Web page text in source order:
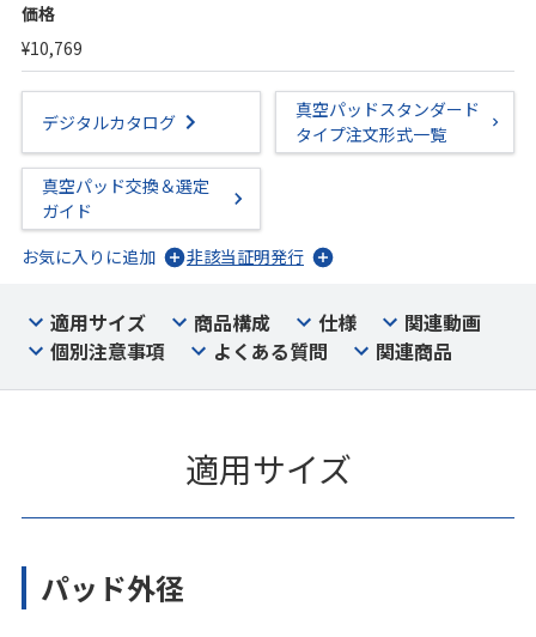
価格
¥10,769
デジタルカタログ
真空パッドスタンダード
タイプ注文形式一覧
真空パッド交換＆選定
ガイド
お気に入りに追加
非該当証明発行
適用サイズ 商品構成 仕様
関連動画
個別注意事項
よくある質問 関連商品
適用サイズ
パッド外径